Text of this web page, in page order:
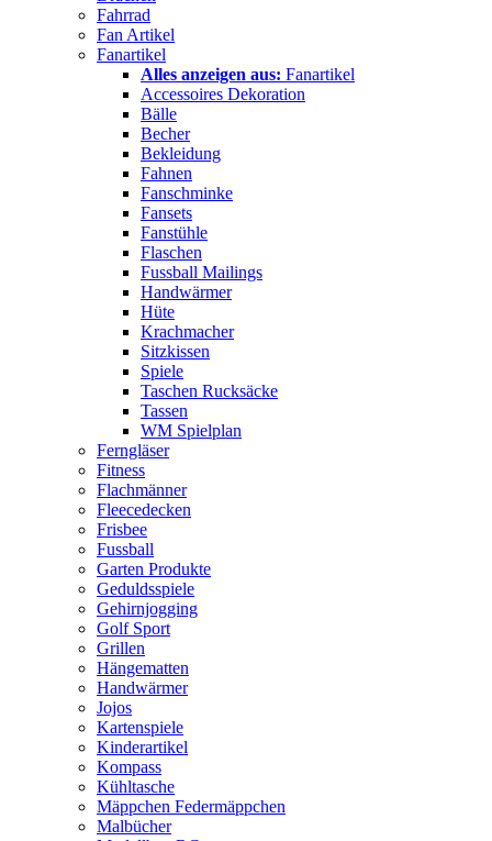
Fahrrad
Fan Artikel
Fanartikel
Alles anzeigen aus: Fanartikel
Accessoires Dekoration
Bälle
Becher
Bekleidung
Fahnen
Fanschminke
Fansets
Fanstühle
Flaschen
Fussball Mailings
Handwärmer
Hüte
Krachmacher
Sitzkissen
Spiele
Taschen Rucksäcke
Tassen
WM Spielplan
Ferngläser
Fitness
Flachmänner
Fleecedecken
Frisbee
Fussball
Garten Produkte
Geduldsspiele
Gehirnjogging
Golf Sport
Grillen
Hängematten
Handwärmer
Jojos
Kartenspiele
Kinderartikel
Kompass
Kühltasche
Mäppchen Federmäppchen
Malbücher